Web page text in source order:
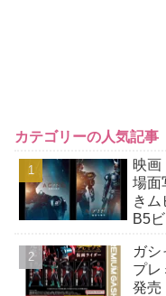
カテゴリーの人気記事
映画
場面
きム
B5
ガシ
プレ
発売